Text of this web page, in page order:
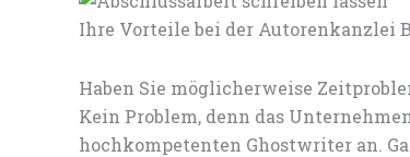
Ihre Vorteile bei der Autorenkanzlei
Haben Sie möglicherweise
Kein Problem, denn das
hochkompetenten Ghostwriter an.